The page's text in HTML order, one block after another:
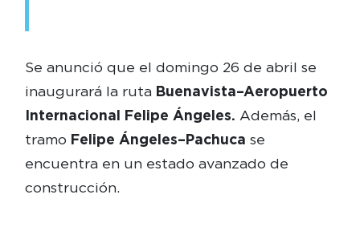
Se anunció que el domingo 26 de abril se
inaugurará la ruta Buenavista–Aeropuerto
Internacional Felipe Ángeles. Además, el
tramo Felipe Ángeles–Pachuca se
encuentra en un estado avanzado de
construcción.